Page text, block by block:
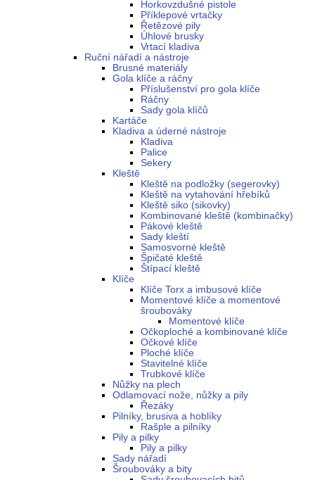
Horkovzdušné pistole
Příklepové vrtačky
Řetězové pily
Úhlové brusky
Vrtací kladiva
Ruční nářadí a nástroje
Brusné materiály
Gola klíče a ráčny
Příslušenství pro gola klíče
Ráčny
Sady gola klíčů
Kartáče
Kladiva a úderné nástroje
Kladiva
Palice
Sekery
Kleště
Kleště na podložky (segerovky)
Kleště na vytahování hřebíků
Kleště siko (sikovky)
Kombinované kleště (kombinačky)
Pákové kleště
Sady kleští
Samosvorné kleště
Špičaté kleště
Štípací kleště
Klíče
Klíče Torx a imbusové klíče
Momentové klíče a momentové
šroubováky
Momentové klíče
Očkoploché a kombinované klíče
Očkové klíče
Ploché klíče
Stavitelné klíče
Trubkové klíče
Nůžky na plech
Odlamovací nože, nůžky a pily
Řezáky
Pilníky, brusiva a hoblíky
Rašple a pilníky
Pily a pilky
Pily a pilky
Sady nářadí
Šroubováky a bity